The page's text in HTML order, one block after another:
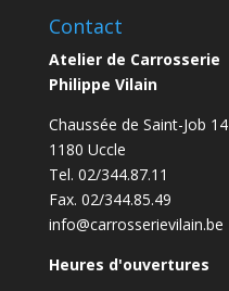
Contact
Atelier de Carrosserie
Philippe Vilain
Chaussée de Saint-Job 14
1180 Uccle
Tel. 02/344.87.11
Fax. 02/344.85.49
info@carrosserievilain.be
Heures d'ouvertures